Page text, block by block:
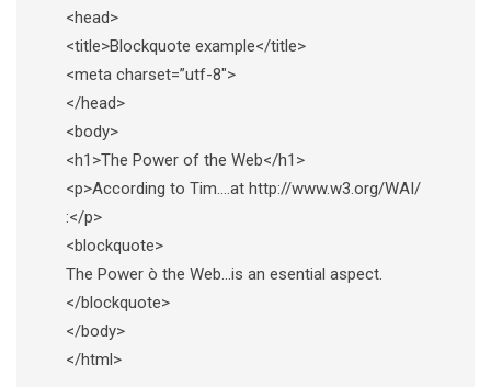
<head>
<title>Blockquote example</title>
<meta charset=”utf-8″>
</head>
<body>
<h1>The Power of the Web</h1>
<p>According to Tim….at http://www.w3.org/WAI/
:</p>
<blockquote>
The Power ò the Web…is an esential aspect.
</blockquote>
</body>
</html>